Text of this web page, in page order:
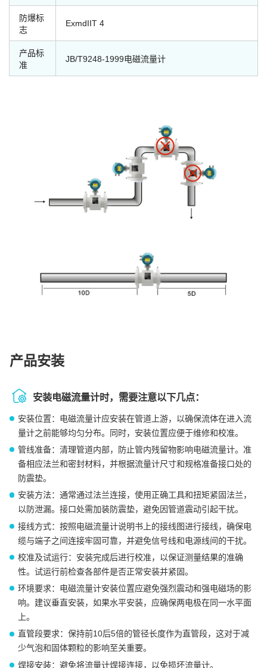
防爆标
志
ExmdIIT 4
产品标
准
JB/T9248-1999电磁流量计
产品安装
安装电磁流量计时，需要注意以下几点：
安装位置：电磁流量计应安装在管道上游，以确保流体在进入流
量计之前能够均匀分布。同时，安装位置应便于维修和校准。
管线准备：清理管道内部，防止管内残留物影响电磁流量计。准
备相应法兰和密封材料，并根据流量计尺寸和规格准备接口处的
防震垫。
安装方法：通常通过法兰连接，使用正确工具和扭矩紧固法兰，
以防泄漏。接口处需加装防震垫，避免因管道震动引起干扰。
接线方式：按照电磁流量计说明书上的接线图进行接线，确保电
缆与端子之间连接牢固可靠，并避免信号线和电源线间的干扰。
校准及试运行：安装完成后进行校准，以保证测量结果的准确
性。试运行前检查各部件是否正常安装并紧固。
环境要求：电磁流量计安装位置应避免强烈震动和强电磁场的影
响。建议垂直安装，如果水平安装，应确保两电极在同一水平面
上。
直管段要求：保持前10后5倍的管径长度作为直管段，这对于减
少气泡和固体颗粒的影响至关重要。
焊接安装：避免将流量计焊接连接，以免损坏流量计。